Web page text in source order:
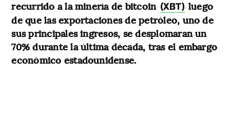
recurrido a la minería de bitcoin (XBT) luego
de que las exportaciones de petróleo, uno de
sus principales ingresos, se desplomaran un
70% durante la última década, tras el embargo
económico estadounidense.